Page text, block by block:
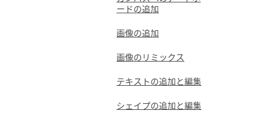
ードの追加
画像の追加
画像のリミックス
テキストの追加と編集
シェイプの追加と編集